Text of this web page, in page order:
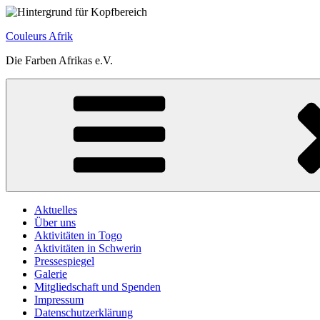
Zum
springen
Couleurs Afrik
Die Farben Afrikas e.V.
Aktuelles
Über uns
Aktivitäten in Togo
Aktivitäten in Schwerin
Pressespiegel
Galerie
Mitgliedschaft und Spenden
Impressum
Datenschutzerklärung